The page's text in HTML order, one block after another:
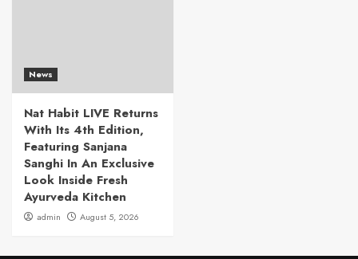
News
Nat Habit LIVE Returns
With Its 4th Edition,
Featuring Sanjana
Sanghi In An Exclusive
Look Inside Fresh
Ayurveda Kitchen
admin August 5, 2026